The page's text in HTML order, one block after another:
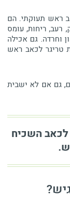
ראש תעוקתי. הם
רעב, ריחות, עומס
וחרדה. גם אכילה
טריגר לכאב ראש
גם אם לא ישבית
השכיח